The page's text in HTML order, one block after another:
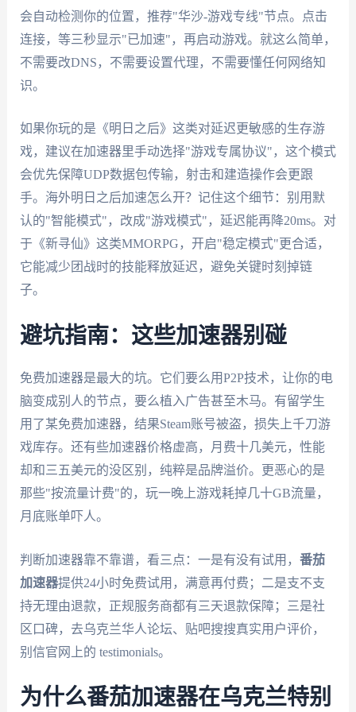
会自动检测你的位置，推荐"华沙-游戏专线"节点。点击
连接，等三秒显示"已加速"，再启动游戏。就这么简单，
不需要改DNS，不需要设置代理，不需要懂任何网络知
识。
如果你玩的是《明日之后》这类对延迟更敏感的生存游
戏，建议在加速器里手动选择"游戏专属协议"，这个模式
会优先保障UDP数据包传输，射击和建造操作会更跟
手。海外明日之后加速怎么开？记住这个细节：别用默
认的"智能模式"，改成"游戏模式"，延迟能再降20ms。对
于《新寻仙》这类MMORPG，开启"稳定模式"更合适，
它能减少团战时的技能释放延迟，避免关键时刻掉链
子。
避坑指南：这些加速器别碰
免费加速器是最大的坑。它们要么用P2P技术，让你的电
脑变成别人的节点，要么植入广告甚至木马。有留学生
用了某免费加速器，结果Steam账号被盗，损失上千刀游
戏库存。还有些加速器价格虚高，月费十几美元，性能
却和三五美元的没区别，纯粹是品牌溢价。更恶心的是
那些"按流量计费"的，玩一晚上游戏耗掉几十GB流量，
月底账单吓人。
判断加速器靠不靠谱，看三点：一是有没有试用， 番茄
加速器提供24小时免费试用，满意再付费；二是支不支
持无理由退款，正规服务商都有三天退款保障；三是社
区口碑，去乌克兰华人论坛、贴吧搜搜真实用户评价，
别信官网上的 testimonials。
为什么番茄加速器在乌克兰特别